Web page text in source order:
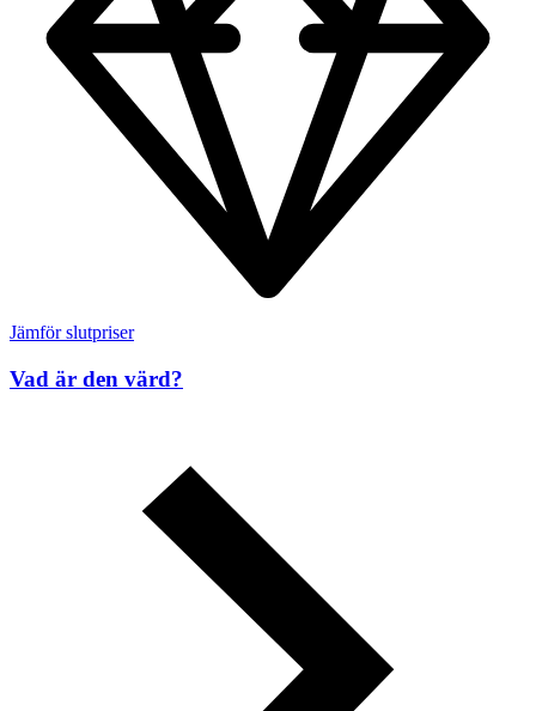
Jämför slutpriser
Vad är den värd?